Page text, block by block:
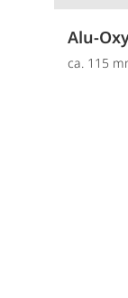
Alu-
ca. 115